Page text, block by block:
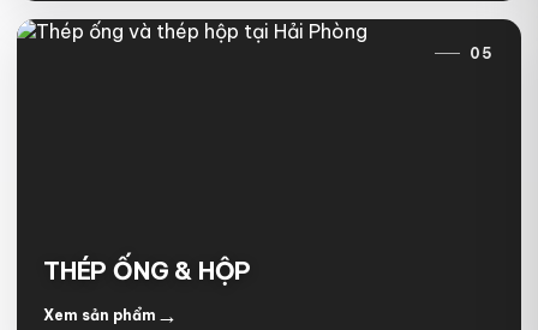
05
THÉP ỐNG & HỘP
Xem sản phẩm →